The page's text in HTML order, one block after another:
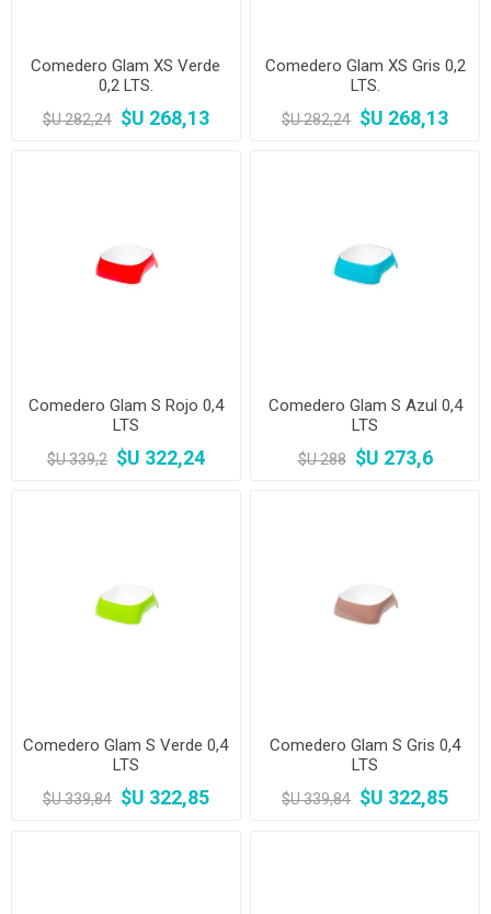
Comedero Glam XS Verde
0,2 LTS.
$U 282,24 $U 268,13
Comedero Glam XS Gris 0,2
LTS.
$U 282,24 $U 268,13
Comedero Glam S Rojo 0,4
LTS
$U 339,2 $U 322,24
Comedero Glam S Azul 0,4
LTS
$U 288 $U 273,6
Comedero Glam S Verde 0,4
LTS
$U 339,84 $U 322,85
Comedero Glam S Gris 0,4
LTS
$U 339,84 $U 322,85